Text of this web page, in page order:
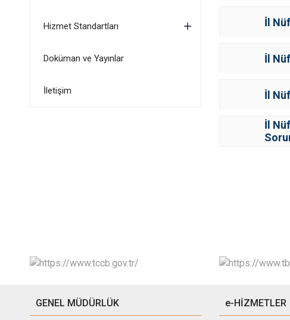
Hizmet Standartları
Doküman ve Yayınlar
İletişim
İl
İl
İl
İl
GENEL MÜDÜRLÜK e-HİZMETLER